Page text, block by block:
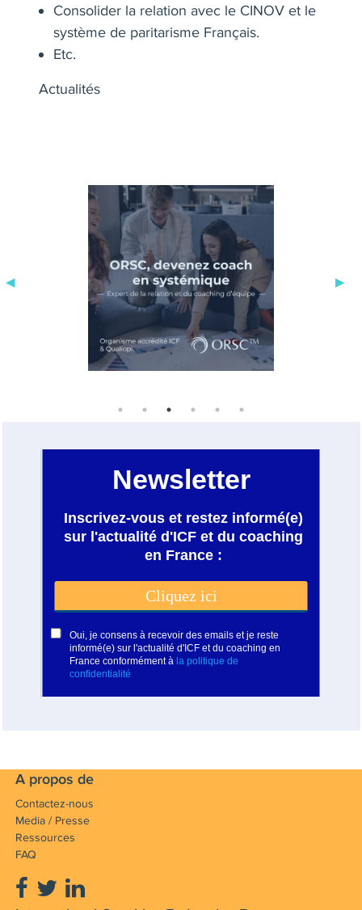
Consolider la relation avec le CINOV et le
système de paritarisme Français.
Etc.
Actualités
A propos de
Contactez-nous
Media / Presse
Ressources
FAQ